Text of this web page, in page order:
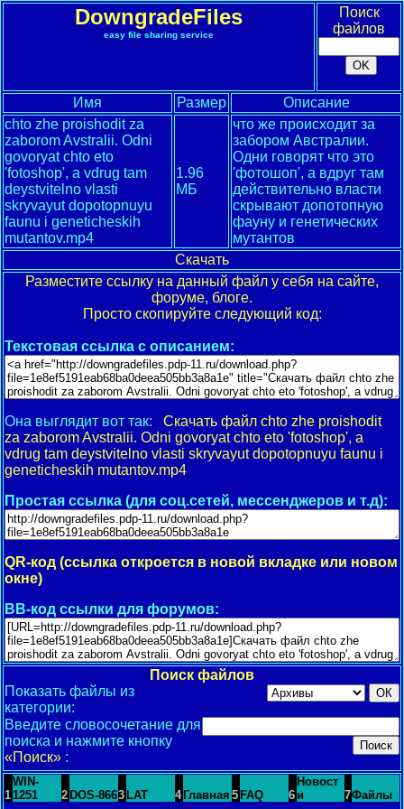
DowngradeFiles
easy file sharing service
Поиск
файлов
Имя Размер
Описание
chto zhe proishodit za
zaborom Avstralii. Odni
govoryat chto eto
'fotoshop', a vdrug tam
deystvitelno vlasti
skryvayut dopotopnuyu
faunu i geneticheskih
mutantov.mp4
1.96
МБ
что же происходит за
забором Австралии.
Одни говорят что это
'фотошоп', а вдруг там
действительно власти
скрывают допотопную
фауну и генетических
мутантов
Скачать
Разместите ссылку на данный файл у себя на сайте,
форуме, блоге.
Просто скопируйте следующий код:
Текстовая ссылка с описанием:
Она выглядит вот так: Скачать файл chto zhe proishodit
za zaborom Avstralii. Odni govoryat chto eto 'fotoshop', a
vdrug tam deystvitelno vlasti skryvayut dopotopnuyu faunu i
geneticheskih mutantov.mp4
Простая ссылка (для соц.сетей, мессенджеров и т.д):
QR-код (ссылка откроется в новой вкладке или новом
окне)
BB-код ссылки для форумов:
Поиск файлов
Показать файлы из
категории:
Введите словосочетание для
поиска и нажмите кнопку
«Поиск» :
1
WIN-
1251
2 DOS-8663 LAT 4 Главная 5 FAQ 6
Новост
и
7Файлы